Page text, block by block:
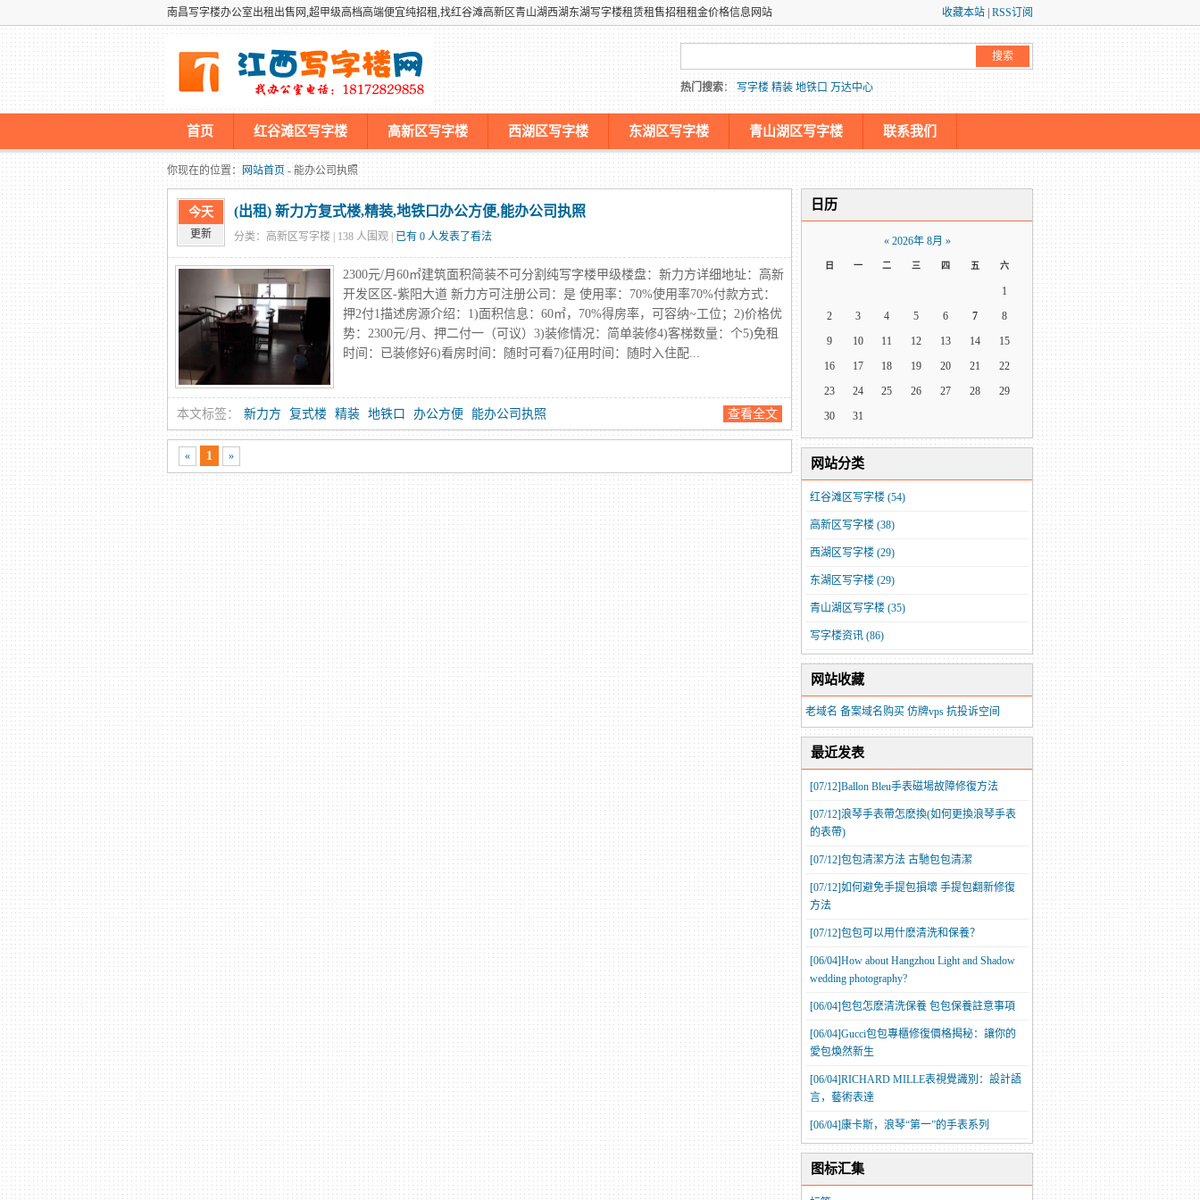
收藏本站 RSS订阅
南昌写字楼办公室出租出售网,超甲级高档高端便宜纯招租,找红谷滩高新区青山湖西湖东湖写字楼租赁租售招租租金价格信息网站
热门搜索： 写字楼 精装 地铁口 万达中心
首页 红谷滩区写字楼 高新区写字楼 西湖区写字楼 东湖区写字楼 青山湖区写字楼 联系我们
墡墢美国仿牌vps推荐仿牌空间主机仿牌服务器,国外欧洲荷兰外贸抗投诉免投诉防投诉主机
你现在的位置： 网站首页 - 能办公司执照
今天
更新
(出租) 新力方复式楼,精装,地铁口办公方便,能办公司执照
分类：高新区写字楼 | 138 人围观 | 已有 0 人发表了看法
2300元/月60㎡建筑面积简装不可分割纯写字楼甲级楼盘：新力方详细地址：高新
开发区区-紫阳大道 新力方可注册公司：是 使用率：70%使用率70%付款方式：
押2付1描述房源介绍：1)面积信息：60㎡，70%得房率，可容纳~工位；2)价格优
势：2300元/月、押二付一（可议）3)装修情况：简单装修4)客梯数量：个5)免租
时间：已装修好6)看房时间：随时可看7)征用时间：随时入住配...
查看全文
本文标签： 新力方 复式楼 精装 地铁口 办公方便 能办公司执照
« 1 »
日历
« 2026年 8月 »
日 一 二 三 四 五 六
1
2
3 4 5 6 7
8
9
10 11 12 13 14
15
16
17 18 19 20 21
22
23
24 25 26 27 28
29
30
31
网站分类
红谷滩区写字楼 (54)
高新区写字楼 (38)
西湖区写字楼 (29)
东湖区写字楼 (29)
青山湖区写字楼 (35)
写字楼资讯 (86)
网站收藏
老域名 备案域名购买 仿牌vps 抗投诉空间
最近发表
[07/12]​Ballon Bleu手表磁場故障修復方法
[07/12]​浪琴手表帶怎麽換(如何更換浪琴手表
的表帶)
[07/12]​包包清潔方法 古馳包包清潔
[07/12]如何避免手提包損壞 手提包翻新修復
方法
[07/12]​包包可以用什麽清洗和保養？
[06/04]How about Hangzhou Light and Shadow
wedding photography?
[06/04]包包怎麽清洗保養 包包保養註意事項
[06/04]​Gucci包包專櫃修復價格揭秘：讓你的
愛包煥然新生
[06/04]RICHARD MILLE表視覺識別：設計語
言，藝術表達
[06/04]康卡斯，浪琴“第一”的手表系列
图标汇集